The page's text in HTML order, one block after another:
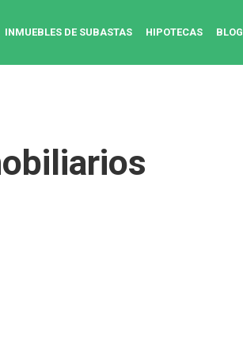
INMUEBLES DE SUBASTAS HIPOTECAS BLOG